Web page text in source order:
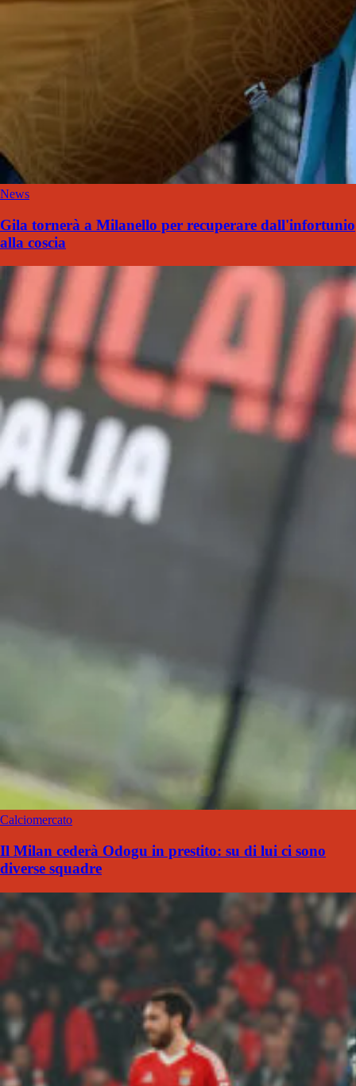
News
Gila tornerà a Milanello per recuperare dall'infortunio
alla coscia
Calciomercato
Il Milan cederà Odogu in prestito: su di lui ci sono
diverse squadre